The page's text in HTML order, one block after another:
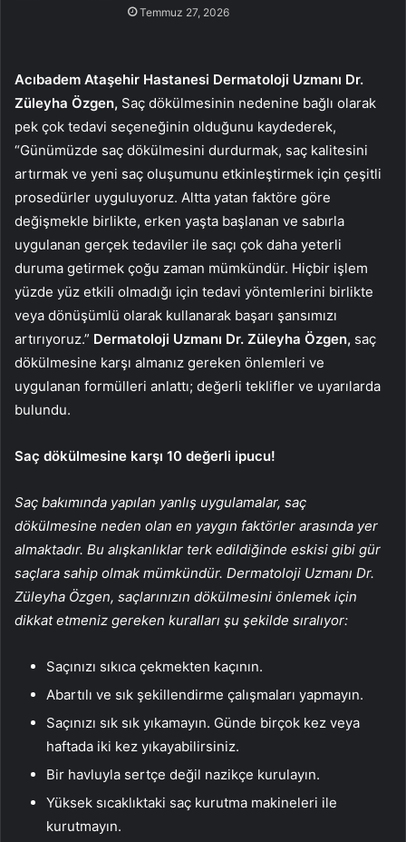
Temmuz 27, 2026
Acıbadem Ataşehir Hastanesi Dermatoloji Uzmanı Dr.
Züleyha Özgen, Saç dökülmesinin nedenine bağlı olarak
pek çok tedavi seçeneğinin olduğunu kaydederek,
“Günümüzde saç dökülmesini durdurmak, saç kalitesini
artırmak ve yeni saç oluşumunu etkinleştirmek için çeşitli
prosedürler uyguluyoruz. Altta yatan faktöre göre
değişmekle birlikte, erken yaşta başlanan ve sabırla
uygulanan gerçek tedaviler ile saçı çok daha yeterli
duruma getirmek çoğu zaman mümkündür. Hiçbir işlem
yüzde yüz etkili olmadığı için tedavi yöntemlerini birlikte
veya dönüşümlü olarak kullanarak başarı şansımızı
artırıyoruz.” Dermatoloji Uzmanı Dr. Züleyha Özgen, saç
dökülmesine karşı almanız gereken önlemleri ve
uygulanan formülleri anlattı; değerli teklifler ve uyarılarda
bulundu.
Saç dökülmesine karşı 10 değerli ipucu!
Saç bakımında yapılan yanlış uygulamalar, saç
dökülmesine neden olan en yaygın faktörler arasında yer
almaktadır. Bu alışkanlıklar terk edildiğinde eskisi gibi gür
saçlara sahip olmak mümkündür. Dermatoloji Uzmanı Dr.
Züleyha Özgen, saçlarınızın dökülmesini önlemek için
dikkat etmeniz gereken kuralları şu şekilde sıralıyor:
Saçınızı sıkıca çekmekten kaçının.
Abartılı ve sık şekillendirme çalışmaları yapmayın.
Saçınızı sık sık yıkamayın. Günde birçok kez veya
haftada iki kez yıkayabilirsiniz.
Bir havluyla sertçe değil nazikçe kurulayın.
Yüksek sıcaklıktaki saç kurutma makineleri ile
kurutmayın.